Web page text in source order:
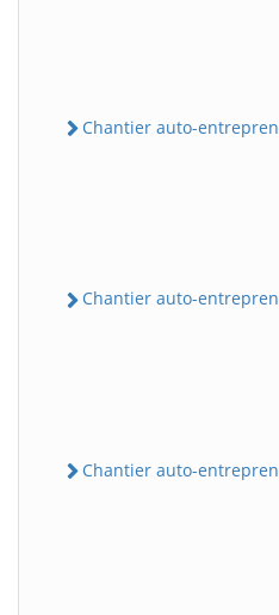
Chantier auto-
Chantier auto-
Chantier auto-